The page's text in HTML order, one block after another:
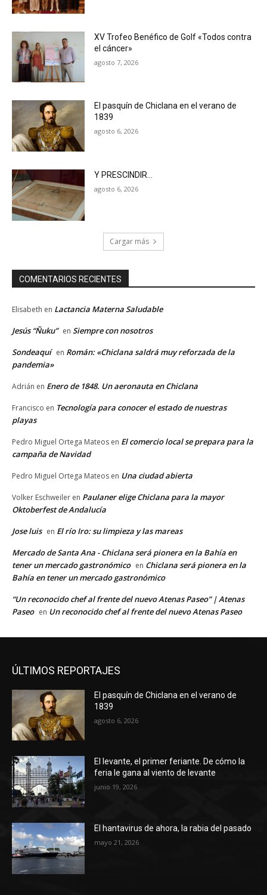
XV Trofeo Benéfico de Golf «Todos contra
el cáncer»
agosto 7, 2026
El pasquín de Chiclana en el verano de
1839
agosto 6, 2026
Y PRESCINDIR…
agosto 6, 2026
Cargar más
COMENTARIOS RECIENTES
Elisabeth en Lactancia Materna Saludable
Jesús “Ñuku” en Siempre con nosotros
Sondeaquí en Román: «Chiclana saldrá muy reforzada de la
pandemia»
Adrián en Enero de 1848. Un aeronauta en Chiclana
Francisco en Tecnología para conocer el estado de nuestras
playas
Pedro Miguel Ortega Mateos en El comercio local se prepara para la
campaña de Navidad
Pedro Miguel Ortega Mateos en Una ciudad abierta
Volker Eschweiler en Paulaner elige Chiclana para la mayor
Oktoberfest de Andalucía
Jose luis en El río Iro: su limpieza y las mareas
Mercado de Santa Ana - Chiclana será pionera en la Bahía en
tener un mercado gastronómico en Chiclana será pionera en la
Bahía en tener un mercado gastronómico
“Un reconocido chef al frente del nuevo Atenas Paseo” | Atenas
Paseo en Un reconocido chef al frente del nuevo Atenas Paseo
ÚLTIMOS REPORTAJES
El pasquín de Chiclana en el verano de
1839
agosto 6, 2026
El levante, el primer feriante. De cómo la
feria le gana al viento de levante
junio 19, 2026
El hantavirus de ahora, la rabia del pasado
mayo 21, 2026